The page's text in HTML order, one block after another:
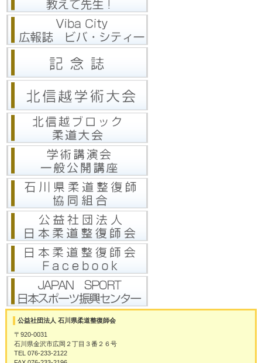
公益社団法人 石川県柔道整復師会
〒920-0031
石川県金沢市広岡２丁目３番２６号
TEL 076-233-2122